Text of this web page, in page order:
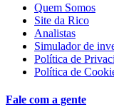
Quem Somos
Site da Rico
Analistas
Simulador de
Política de
Política de
Fale com a gente